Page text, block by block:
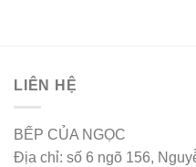
LIÊN HỆ
BẾP CỦA NGỌC
Địa chỉ: số 6 ngõ 156,